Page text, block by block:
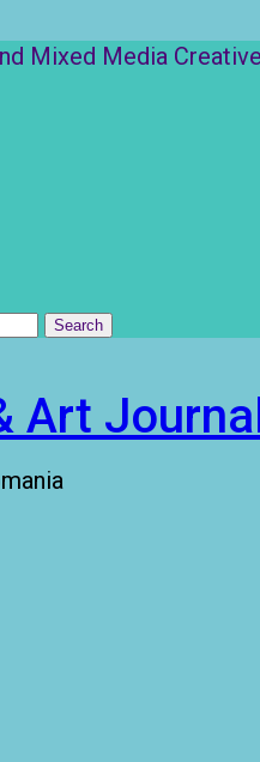
Mixed Media
Art